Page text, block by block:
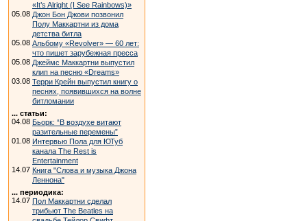
«It’s Alright (I See Rainbows)»
05.08 Джон Бон Джови позвонил
Полу Маккартни из дома
детства битла
05.08 Альбому «Revolver» — 60 лет:
что пишет зарубежная пресса
05.08 Джеймс Маккартни выпустил
клип на песню «Dreams»
03.08 Терри Крейн выпустил книгу о
песнях, появившихся на волне
битломании
... статьи:
04.08 Бьорк: “В воздухе витают
разительные перемены”
01.08 Интервью Пола для ЮТуб
канала The Rest is
Entertainment
14.07 Книга "Слова и музыка Джона
Леннона"
... периодика:
14.07 Пол Маккартни сделал
трибьют The Beatles на